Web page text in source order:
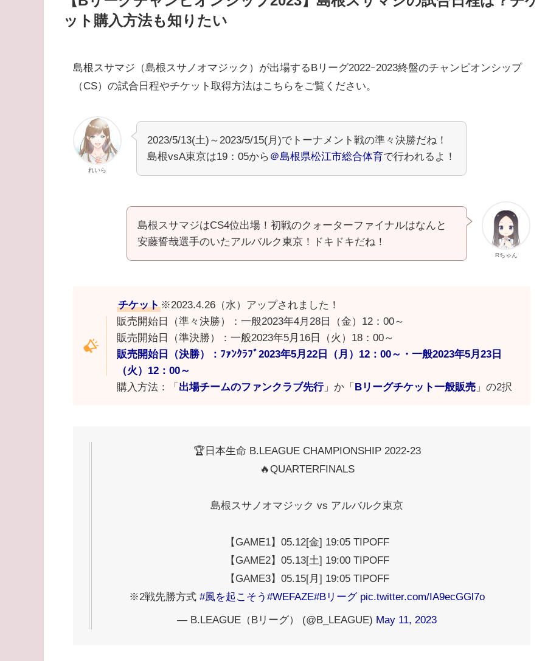
ット購入方法も知りたい
島根スサマジ（島根スサノオマジック）が出場するBリーグ2022ｰ2023終盤のチャンピオンシップ
（CS）の試合日程やチケット取得方法はこちらをご覧ください。
れいら
2023/5/13(土)～2023/5/15(月)でトーナメント戦の準々決勝だね！
島根vsA東京は19：05から ＠島根県松江市総合体育で行われるよ！
Rちゃん
島根スサマジはCS4位出場！初戦のクォーターファイナルはなんと
安藤誓哉選手のいたアルバルク東京！ドキドキだね！
チケット※2023.4.26（水）アップされました！
販売開始日（準々決勝）：一般2023年4月28日（金）12：00～
販売開始日（準決勝）：一般2023年5月16日（火）18：00～
販売開始日（決勝）：ﾌｧﾝｸﾗﾌﾞ2023年5月22日（月）12：00～・一般2023年5月23日
（火）12：00～
購入方法：「 出場チームのファンクラブ先行」か「 Bリーグチケット一般販売 」の2択
🏆日本生命 B.LEAGUE CHAMPIONSHIP 2022-23
🔥QUARTERFINALS
島根スサノオマジック vs アルバルク東京
【GAME1】05.12[金] 19:05 TIPOFF
【GAME2】05.13[土] 19:00 TIPOFF
【GAME3】05.15[月] 19:05 TIPOFF
※2戦先勝方式 #風を起こそう #WEFAZE#Bリーグ pic.twitter.com/IA9ecGGl7o
— B.LEAGUE（Bリーグ） (@B_LEAGUE) May 11, 2023